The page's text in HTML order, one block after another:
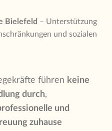
Bielefeld – Unterstützung
und sozialen
führen keine
durch,
und
zuhause